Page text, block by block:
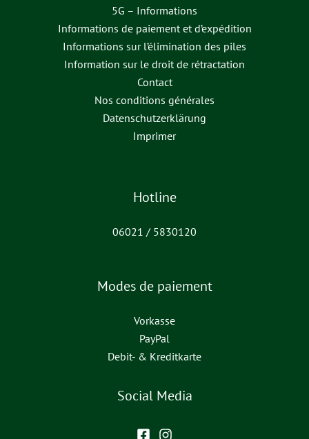
5G – Informations
Informations de paiement et d’expédition
Informations sur l’élimination des piles
Information sur le droit de rétractation
Contact
Nos conditions générales
Datenschutzerklärung
Imprimer
Hotline
06021 / 5830120
Modes de paiement
Vorkasse
PayPal
Debit- & Kreditkarte
Social Media